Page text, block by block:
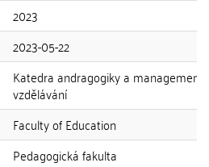
2023
2023-05-22
Katedra andragogiky a managementu
vzdělávání
Faculty of Education
Pedagogická fakulta